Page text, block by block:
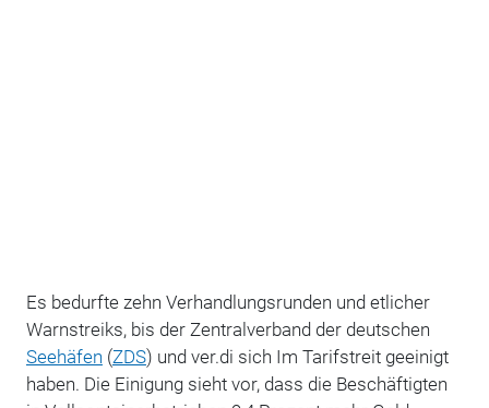
Es bedurfte zehn Verhandlungsrunden und etlicher
Warnstreiks, bis der Zentralverband der deutschen
Seehäfen (ZDS) und ver.di sich Im Tarifstreit geeinigt
haben. Die Einigung sieht vor, dass die Beschäftigten